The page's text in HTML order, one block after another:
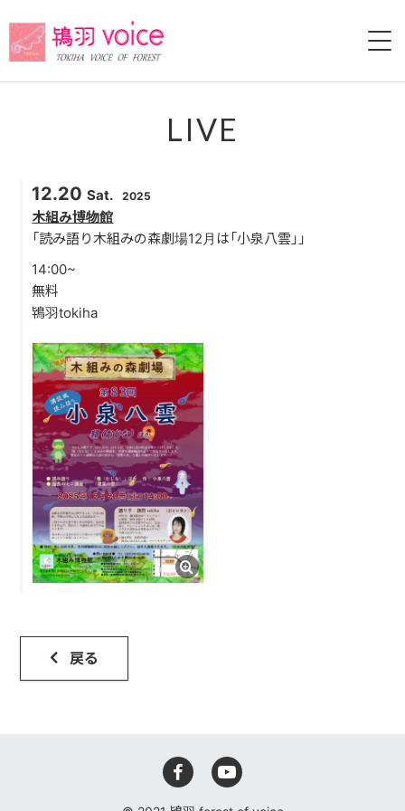
VIDEO
BLOG
鴇羽へ
LIVE
12.20 Sat. 2025
木組み博物館
「読み語り木組みの森劇場12月は「小泉八雲」」
14:00~
無料
鴇羽tokiha
戻る